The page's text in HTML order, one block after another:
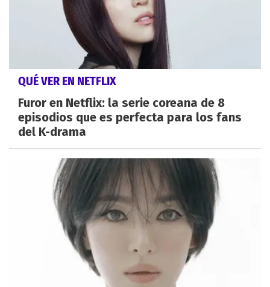
QUÉ VER EN NETFLIX
Furor en Netflix: la serie coreana de 8
episodios que es perfecta para los fans
del K-drama